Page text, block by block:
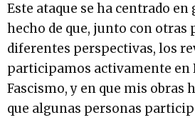
Este ataque se ha centrado
hecho de que, junto con otras
diferentes perspectivas, los
participamos activamente en
Fascismo, y en que mis obras
que algunas personas